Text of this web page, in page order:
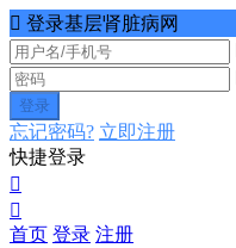
 登录基层肾脏病网
登录
忘记密码? 立即注册
快捷登录


首页 登录 注册